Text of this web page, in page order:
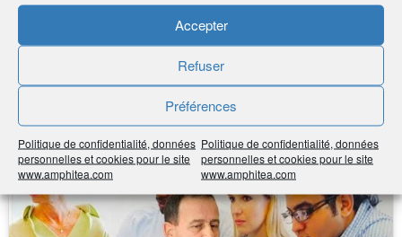
Accepter
Refuser
Préférences
Politique de confidentialité, données
personnelles et cookies pour le site
www.amphitea.com
Politique de confidentialité, données
personnelles et cookies pour le site
www.amphitea.com
organisme financier, que cela soit une banque ou d’un
organisme d’assurance comme AG2R LA MONDIALE.
Pourquoi le souscrire chez vous ? En quoi est-ce mieux pour
le client de venir adhérer un PERI chez AG2R LA